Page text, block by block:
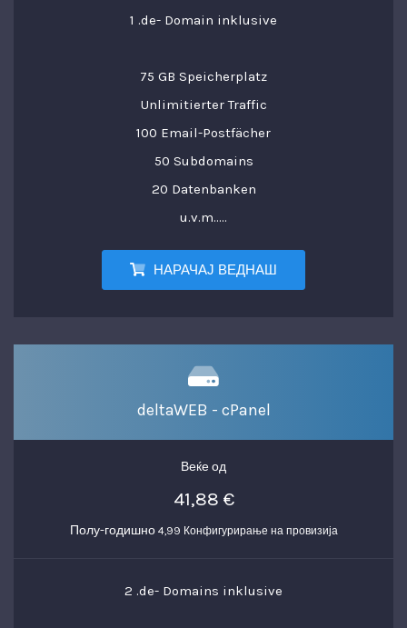
1 .de- Domain inklusive
75 GB Speicherplatz
Unlimitierter Traffic
100 Email-Postfächer
50 Subdomains
20 Datenbanken
u.v.m.....
НАРАЧАЈ ВЕДНАШ
deltaWEB - cPanel
Веќе од
41,88 €
Полу-годишно 4,99 Конфигурирање на провизија
2 .de- Domains inklusive